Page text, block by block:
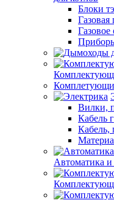
Блоки
Газовая
Газовое
Вилки,
Кабель
Кабель,
Автоматика